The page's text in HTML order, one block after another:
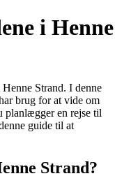
i Henne
Strand. I denne
brug for at vide om
planlægger en rejse til
guide til at
Strand?